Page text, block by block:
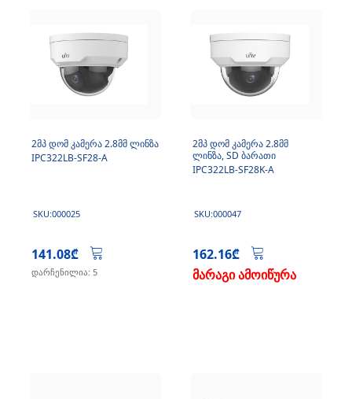
2მპ დომ კამერა 2.8მმ ლინზა
IPC322LB-SF28-A
SKU:000025
141.08₾
დარჩენილია: 5
2მპ დომ კამერა 2.8მმ
ლინზა, SD ბარათი
IPC322LB-SF28K-A
SKU:000047
162.16₾
მარაგი ამოიწურა